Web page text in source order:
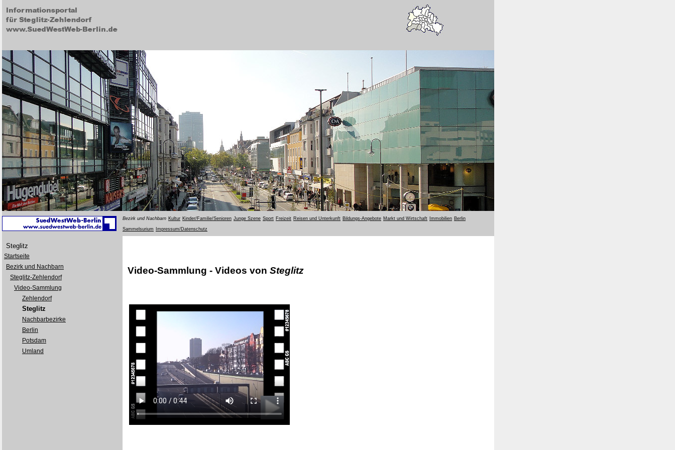
Bezirk und Nachbarn Kultur Kinder/Familie/Senioren Junge Szene Sport Freizeit Reisen und Unterkunft Bildungs-Angebote Markt und Wirtschaft Immobilien Berlin
Sammelsurium Impressum/Datenschutz
Steglitz
Startseite
Bezirk und Nachbarn
Steglitz-Zehlendorf
Video-Sammlung
Zehlendorf
Steglitz
Nachbarbezirke
Berlin
Potsdam
Umland
Video-Sammlung - Videos von Steglitz